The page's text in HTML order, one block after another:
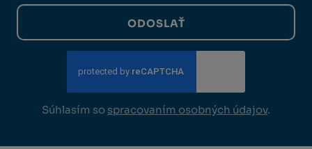
ODOSLAŤ
Súhlasím so spracovaním osobných údajov.